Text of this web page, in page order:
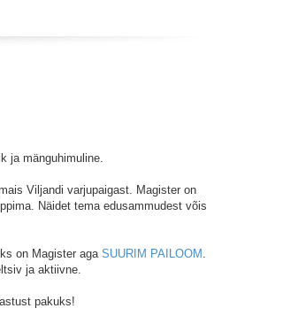
ja mänguhimuline.
Viljandi varjupaigast. Magister on
Näidet tema edusammudest võis
on Magister agaSUURIM PAILOOM .
ja aktiivne.
pakuks!